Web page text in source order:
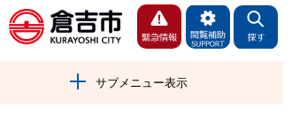
サブメニュー表示